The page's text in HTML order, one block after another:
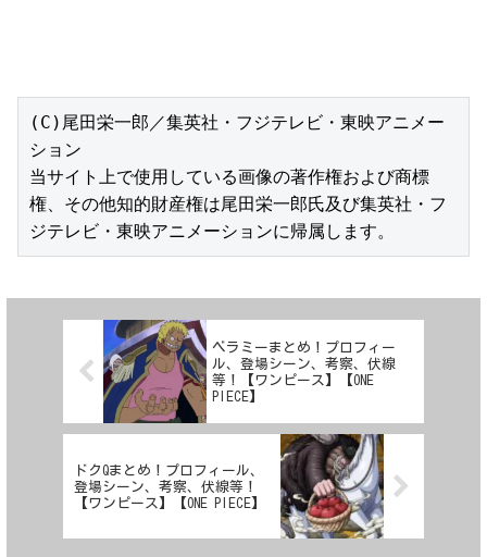
(C)尾田栄一郎／集英社・フジテレビ・東映アニメー
ション
当サイト上で使用している画像の著作権および商標
権、その他知的財産権は尾田栄一郎氏及び集英社・フ
ジテレビ・東映アニメーションに帰属します。
ベラミーまとめ！プロフィー
ル、登場シーン、考察、伏線
等！【ワンピース】【ONE
PIECE】
ドクQまとめ！プロフィール、
登場シーン、考察、伏線等！
【ワンピース】【ONE PIECE】